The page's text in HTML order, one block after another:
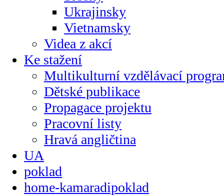
Ukrajinsky
Vietnamsky
Videa z akcí
Ke stažení
Multikulturní vzdělávací
Dětské publikace
Propagace projektu
Pracovní listy
Hravá angličtina
UA
poklad
home-kamaradipoklad